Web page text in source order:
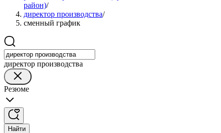
район)/
директор производства/
сменный график
директор производства
Резюме
Найти